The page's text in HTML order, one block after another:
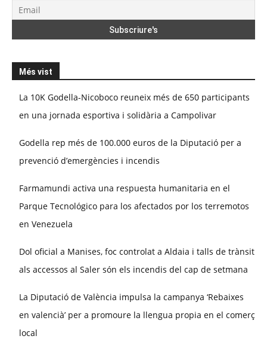
Més vist
La 10K Godella-Nicoboco reuneix més de 650 participants
en una jornada esportiva i solidària a Campolivar
Godella rep més de 100.000 euros de la Diputació per a
prevenció d’emergències i incendis
Farmamundi activa una respuesta humanitaria en el
Parque Tecnológico para los afectados por los terremotos
en Venezuela
Dol oficial a Manises, foc controlat a Aldaia i talls de trànsit
als accessos al Saler són els incendis del cap de setmana
La Diputació de València impulsa la campanya ‘Rebaixes
en valencià’ per a promoure la llengua propia en el comerç
local